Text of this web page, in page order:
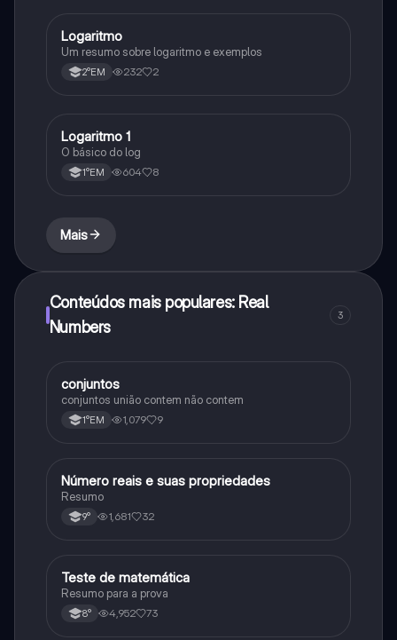
Matematica
Logaritmo
Um resumo sobre logaritmo e exemplos
2°EM 232 2
Matematica
Logaritmo 1
O básico do log
1°EM 604 8
Mais
Conteúdos mais populares: Real
Numbers
3
Matematica
conjuntos
conjuntos união contem não contem
1°EM 1,079 9
Matematica
Número reais e suas propriedades
Resumo
9° 1,681 32
Matematica
Teste de matemática
Resumo para a prova
8° 4,952 73